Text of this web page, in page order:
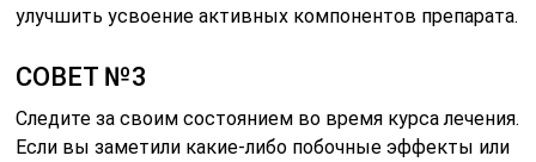
улучшить усвоение активных компонентов препарата.
СОВЕТ №3
Следите за своим состоянием во время курса лечения.
Если вы заметили какие-либо побочные эффекты или